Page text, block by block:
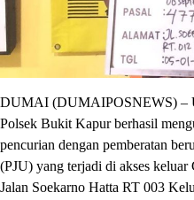
DUMAI (DUMAIPOSNEWS) –
Polsek Bukit Kapur berhasil
pencurian dengan pemberatan
(PJU) yang terjadi di akses
Jalan Soekarno Hatta RT 003